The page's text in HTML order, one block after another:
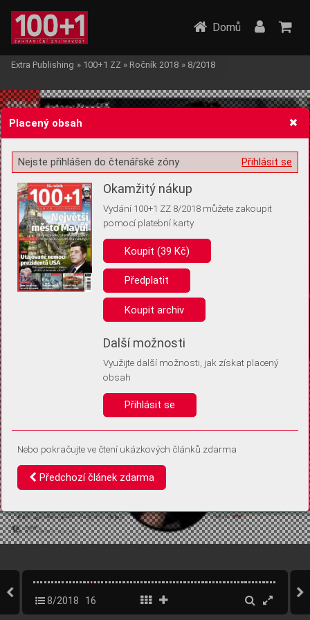
Žádost o souhlas s ukládáním volitelných informací
Pro základní fungování webu nepotřebujeme ukládat žádné informace
(tzv. cookies apod.). Rádi bychom vás ale požádali o souhlas s
uložením volitelných informací:
Anonymní unikátní ID
Díky němu příště poznáme, že se jedná o stejné zařízení, a
Identifikátor je zcela anonymní.
Vaše souhlasy a odmítnutí si ukládáme do vašeho zařízení, abychom se
vás už příště znovu neptali. Můžete je kdykoli později upravit ve Správě
Domů
Extra Publishing » 100+1 ZZ » Ročník 2018 » 8/2018
8/2018 16
Placený obsah
Přihlásit se
Nejste přihlášen do čtenářské zóny
Okamžitý nákup
Vydání 100+1 ZZ 8/2018 můžete zakoupit
pomocí platební karty
Koupit (39 Kč)
Předplatit
Koupit archiv
Další možnosti
Využijte další možnosti, jak získat placený
obsah
Přihlásit se
Nebo pokračujte ve čtení ukázkových článků zdarma
Předchozí článek zdarma